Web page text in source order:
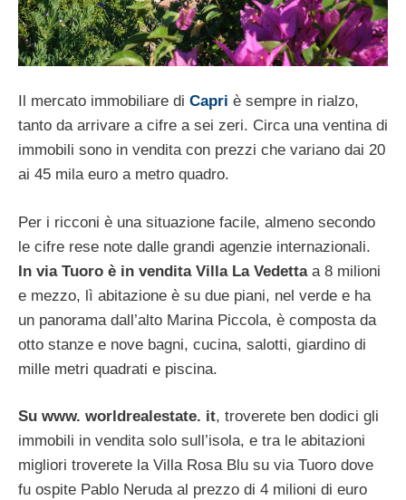
Il mercato immobiliare di Capri è sempre in rialzo,
tanto da arrivare a cifre a sei zeri. Circa una ventina di
immobili sono in vendita con prezzi che variano dai 20
ai 45 mila euro a metro quadro.
Per i ricconi è una situazione facile, almeno secondo
le cifre rese note dalle grandi agenzie internazionali.
In via Tuoro è in vendita Villa La Vedetta a 8 milioni
e mezzo, lì abitazione è su due piani, nel verde e ha
un panorama dall’alto Marina Piccola, è composta da
otto stanze e nove bagni, cucina, salotti, giardino di
mille metri quadrati e piscina.
Su www. worldrealestate. it, troverete ben dodici gli
immobili in vendita solo sull’isola, e tra le abitazioni
migliori troverete la Villa Rosa Blu su via Tuoro dove
fu ospite Pablo Neruda al prezzo di 4 milioni di euro